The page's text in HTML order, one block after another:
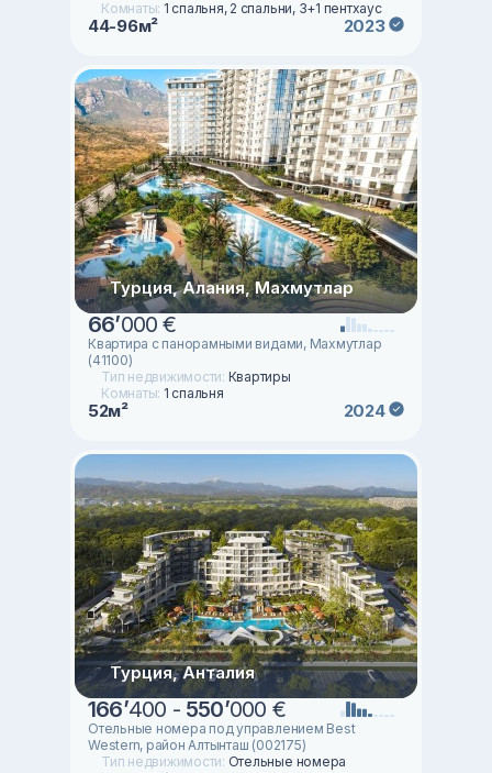
Комнаты: 1 спальня, 2 спальни, 3+1 пентхаус
44-96м² 2023
Турция, Алания, Махмутлар
66’000 €
Квартира с панорамными видами, Махмутлар
(41100)
Тип недвижимости: Квартиры
Комнаты: 1 спальня
52м² 2024
Турция, Анталия
166’400 - 550’000 €
Отельные номера под управлением Best
Western, район Алтынташ (002175)
Тип недвижимости: Отельные номера